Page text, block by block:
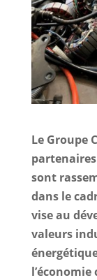
Le Groupe
partenaires
sont
dans le
vise au
valeurs